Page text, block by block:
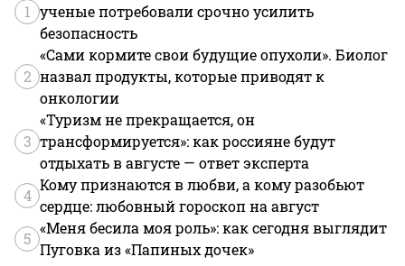
1 ученые потребовали срочно усилить
безопасность
2
«Сами кормите свои будущие опухоли». Биолог
назвал продукты, которые приводят к
онкологии
3
«Туризм не прекращается, он
трансформируется»: как россияне будут
отдыхать в августе — ответ эксперта
4
Кому признаются в любви, а кому разобьют
сердце: любовный гороскоп на август
5
«Меня бесила моя роль»: как сегодня выглядит
Пуговка из «Папиных дочек»